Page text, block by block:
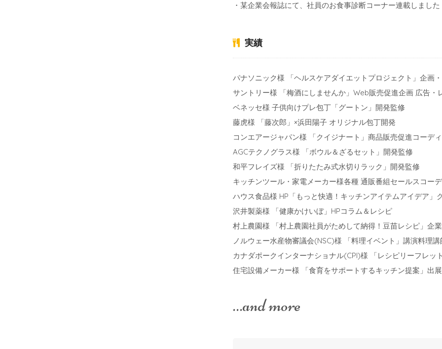
・某企業会報誌にて、社員のお食事診断コーナー連載しました
実績
パナソニック様 「ヘルスケアダイエットプロジェクト」企画
サントリー様 「梅酒にしませんか」Web販売促進企画 広告・
ベネッセ様 子供向けプレ包丁「グートン」開発監修
藤虎様 「藤次郎」×浜田陽子 オリジナル包丁開発
コンエアージャパン様 「クイジナート」商品販売促進コーデ
AGCテクノグラス様 「ボウル＆ざるセット」開発監修
和平フレイズ様 「折りたたみ式水切りラック」開発監修
キッチンツール・家電メーカー様各種 通販番組セールスコー
ハウス食品様 HP「もっと快適！キッチンアイテムアイデア」
沢井製薬様 「健康かけいぼ」HPコラム＆レシピ
村上農園様 「村上農園社員がためして納得！豆苗レシピ」企
ノルウェー水産物審議会(NSC)様 「料理イベント」講演料理講
カナダポークインターナショナル(CPI)様 「レシピリーフレッ
住宅設備メーカー様 「食育をサポートするキッチン提案」出
…and more